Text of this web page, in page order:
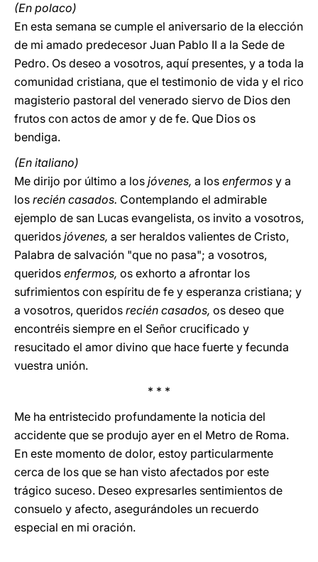
(En polaco)
En esta semana se cumple el aniversario de la elección
de mi amado predecesor Juan Pablo II a la Sede de
Pedro. Os deseo a vosotros, aquí presentes, y a toda la
comunidad cristiana, que el testimonio de vida y el rico
magisterio pastoral del venerado siervo de Dios den
frutos con actos de amor y de fe. Que Dios os
bendiga.
(En italiano)
Me dirijo por último a los jóvenes, a los enfermos y a
los recién casados. Contemplando el admirable
ejemplo de san Lucas evangelista, os invito a vosotros,
queridos jóvenes, a ser heraldos valientes de Cristo,
Palabra de salvación "que no pasa"; a vosotros,
queridos enfermos, os exhorto a afrontar los
sufrimientos con espíritu de fe y esperanza cristiana; y
a vosotros, queridos recién casados, os deseo que
encontréis siempre en el Señor crucificado y
resucitado el amor divino que hace fuerte y fecunda
vuestra unión.
* * *
Me ha entristecido profundamente la noticia del
accidente que se produjo ayer en el Metro de Roma.
En este momento de dolor, estoy particularmente
cerca de los que se han visto afectados por este
trágico suceso. Deseo expresarles sentimientos de
consuelo y afecto, asegurándoles un recuerdo
especial en mi oración.